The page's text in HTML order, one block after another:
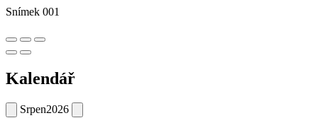
Snímek 001
Kalendář
Srpen2026